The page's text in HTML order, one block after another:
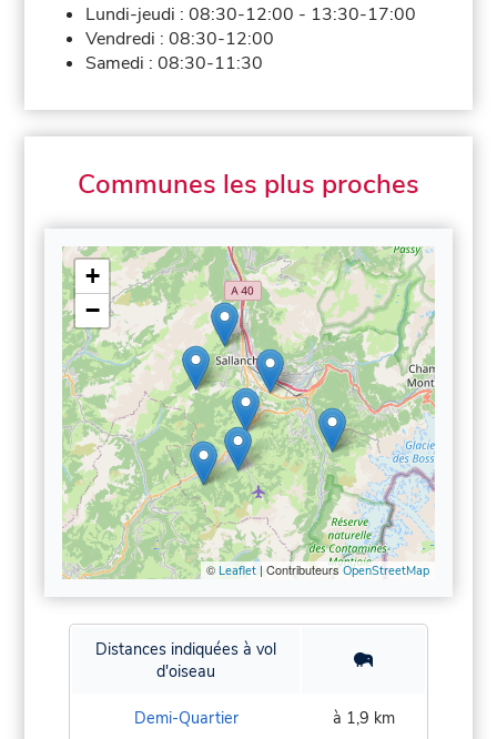
Lundi-jeudi :08:30-12:00 - 13:30-17:00
Vendredi :08:30-12:00
Samedi :08:30-11:30
Communes les plus proches
+
−
© Leaflet| ContributeursOpenStreetMap
Distances indiquées à vol
d'oiseau
Demi-Quartier à 1,9 km